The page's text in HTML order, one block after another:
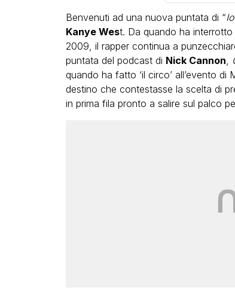
Benvenuti ad una nuova puntata di “
Kanye West. Da quando ha
2009, il rapper continua a
puntata del podcast di Nick Cannon
quando ha fatto ‘il circo’ all’evento
destino che contestasse la scelta di
in prima fila pronto a salire sul palco